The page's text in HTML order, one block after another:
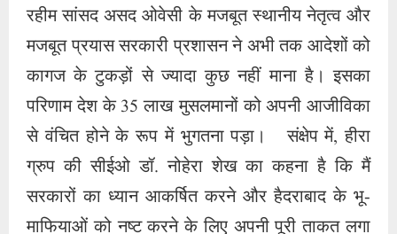
रहीम सांसद असद ओवेसी के मजबूत स्थानीय नेतृत्व और
मजबूत प्रयास सरकारी प्रशासन ने अभी तक आदेशों को
कागज के टुकड़ों से ज्यादा कुछ नहीं माना है। इसका
परिणाम देश के 35 लाख मुसलमानों को अपनी आजीविका
से वंचित होने के रूप में भुगतना पड़ा। संक्षेप में, हीरा
ग्रुप की सीईओ डॉ. नोहेरा शेख का कहना है कि मैं
सरकारों का ध्यान आकर्षित करने और हैदराबाद के भू-
माफियाओं को नष्ट करने के लिए अपनी पूरी ताकत लगा